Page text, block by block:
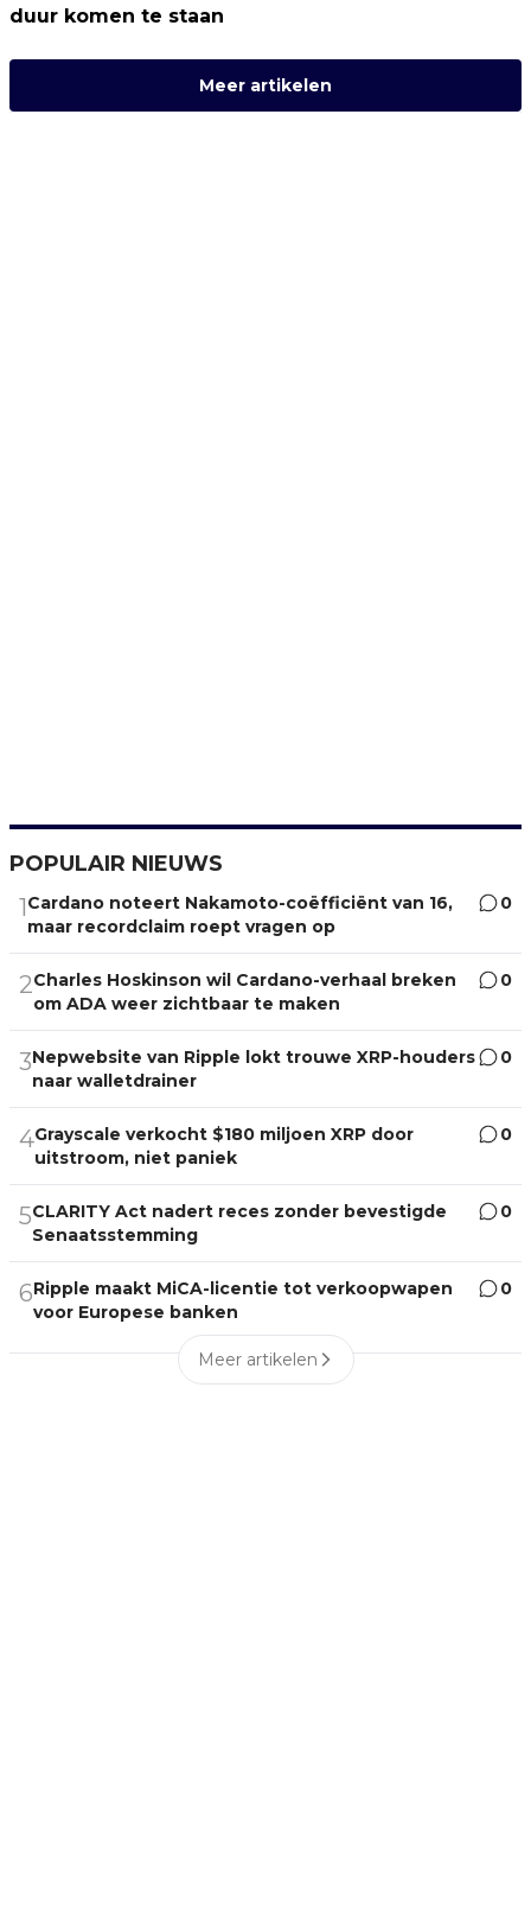
duur komen te staan
Meer artikelen
POPULAIR NIEUWS
1Cardano noteert Nakamoto-coëfficiënt van 16,
maar recordclaim roept vragen op
0
2Charles Hoskinson wil Cardano-verhaal breken
om ADA weer zichtbaar te maken
0
3Nepwebsite van Ripple lokt trouwe XRP-houders
naar walletdrainer
0
4Grayscale verkocht $180 miljoen XRP door
uitstroom, niet paniek
0
5CLARITY Act nadert reces zonder bevestigde
Senaatsstemming
0
6Ripple maakt MiCA-licentie tot verkoopwapen
voor Europese banken
0
Meer artikelen